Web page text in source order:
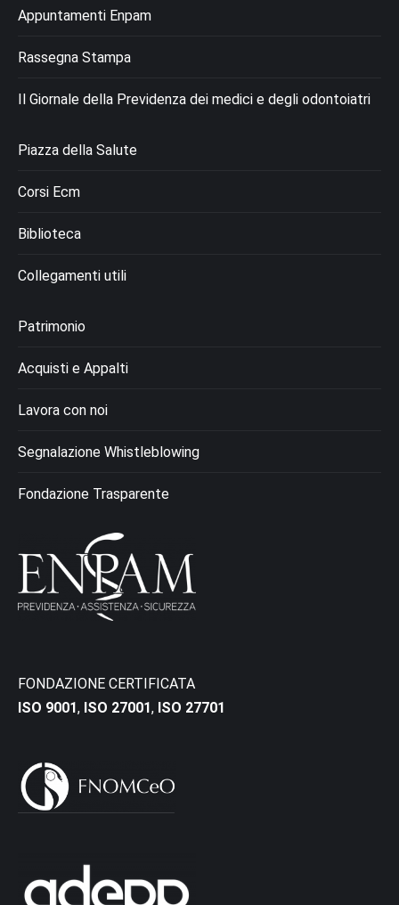
Appuntamenti Enpam
Rassegna Stampa
Il Giornale della Previdenza dei medici e degli odontoiatri
Piazza della Salute
Corsi Ecm
Biblioteca
Collegamenti utili
Patrimonio
Acquisti e Appalti
Lavora con noi
Segnalazione Whistleblowing
Fondazione Trasparente
FONDAZIONE CERTIFICATA
ISO 9001, ISO 27001, ISO 27701